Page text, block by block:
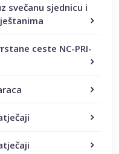
svečanu sjednicu i
ceste NC-PRI-